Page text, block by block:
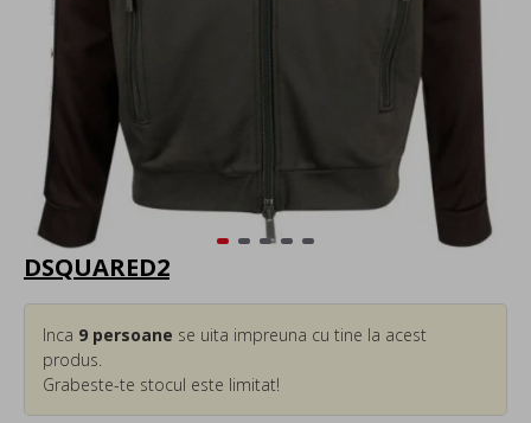
DSQUARED2
Inca 9 persoane se uita impreuna cu tine la acest
produs.
Grabeste-te stocul este limitat!